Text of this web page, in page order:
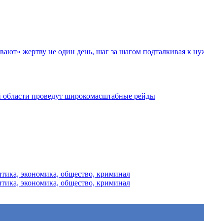
жертву не один день, шаг за шагом подталкивая к
проведут широкомасштабные рейды